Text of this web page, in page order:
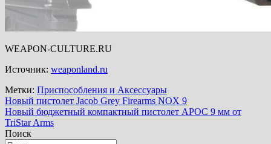
WEAPON-CULTURE.RU
Источник: weaponland.ru
Метки: Приспособления и Аксессуары
Навигация
по
записям
Новый пистолет Jacob Grey Firearms NOX 9
Новый бюджетный компактный пистолет APOC 9 мм от
TriStar Arms
Поиск